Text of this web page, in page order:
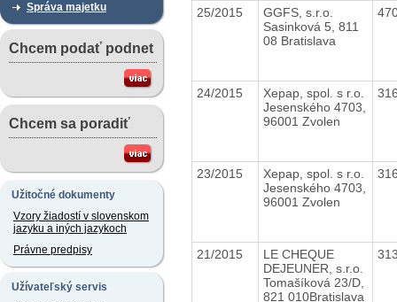
Správa majetku
Chcem podať podnet
Chcem sa poradiť
Užitočné dokumenty
Vzory žiadostí v slovenskom
jazyku a iných jazykoch
Právne predpisy
Užívateľský servis
25/2015
GGFS, s.r.o.
Sasinková 5, 811
08 Bratislava
24/2015
Xepap, spol. s r.o.
Jesenského 4703,
96001 Zvolen
23/2015
Xepap, spol. s r.o.
Jesenského 4703,
96001 Zvolen
21/2015
LE CHEQUE
DEJEUNER, s.r.o.
Tomašíková 23/D,
821 010Bratislava